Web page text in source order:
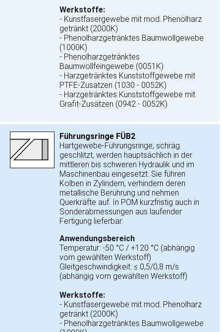
Werkstoffe:
- Kunstfasergewebe mit mod. Phenolharz
getränkt (2000K)
- Phenolharzgetränktes Baumwollgewebe
(1000K)
- Phenolharzgetränktes
Baumwollfeingewebe (0051K)
- Harzgetränktes Kunststoffgewebe mit
PTFE-Zusätzen (1030 - 0052K)
- Harzgetränktes Kunststoffgewebe mit
Grafit-Zusätzen (0942 - 0052K)
Führungsringe FÜB2
Hartgewebe-Führungsringe, schräg
geschlitzt, werden hauptsächlich in der
mittleren bis schweren Hydraulik und im
Maschinenbau eingesetzt. Sie führen
Kolben in Zylindern, verhindern deren
metallische Berührung und nehmen
Querkräfte auf. In POM kurzfristig auch in
Sonderabmessungen aus laufender
Fertigung lieferbar.
Anwendungsbereich
Temperatur: -50 °C / +120 °C (abhängig
vom gewählten Werkstoff)
Gleitgeschwindigkeit: ≤ 0,5/0,8 m/s
(abhängig vom gewählten Werkstoff)
Werkstoffe:
- Kunstfasergewebe mit mod. Phenolharz
getränkt (2000K)
- Phenolharzgetränktes Baumwollgewebe